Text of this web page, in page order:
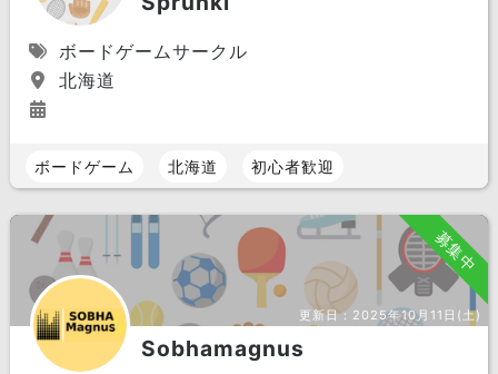
ボードゲームサークル
北海道
ボードゲーム 北海道 初心者歓迎
募集中
更新日： 2025年10月11日(土)
Sobhamagnus